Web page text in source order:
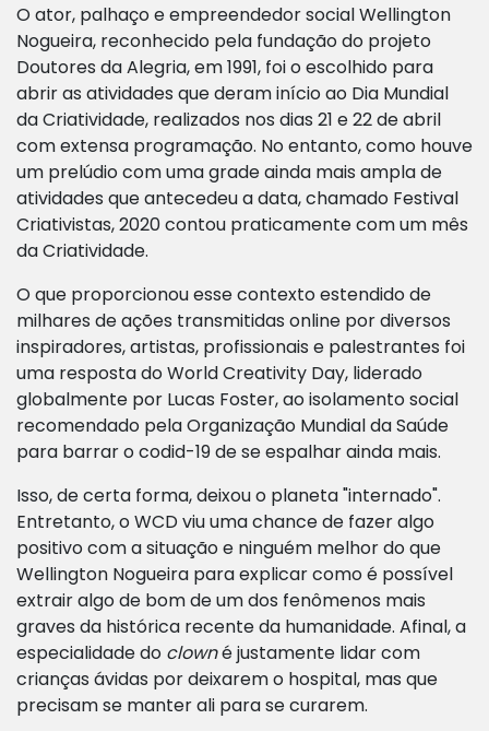
O ator, palhaço e empreendedor social Wellington
Nogueira, reconhecido pela fundação do projeto
Doutores da Alegria, em 1991, foi o escolhido para
abrir as atividades que deram início ao Dia Mundial
da Criatividade, realizados nos dias 21 e 22 de abril
com extensa programação. No entanto, como houve
um prelúdio com uma grade ainda mais ampla de
atividades que antecedeu a data, chamado Festival
Criativistas, 2020 contou praticamente com um mês
da Criatividade.
O que proporcionou esse contexto estendido de
milhares de ações transmitidas online por diversos
inspiradores, artistas, profissionais e palestrantes foi
uma resposta do World Creativity Day, liderado
globalmente por Lucas Foster, ao isolamento social
recomendado pela Organização Mundial da Saúde
para barrar o codid-19 de se espalhar ainda mais.
Isso, de certa forma, deixou o planeta "internado".
Entretanto, o WCD viu uma chance de fazer algo
positivo com a situação e ninguém melhor do que
Wellington Nogueira para explicar como é possível
extrair algo de bom de um dos fenômenos mais
graves da histórica recente da humanidade. Afinal, a
especialidade do clowné justamente lidar com
crianças ávidas por deixarem o hospital, mas que
precisam se manter ali para se curarem.